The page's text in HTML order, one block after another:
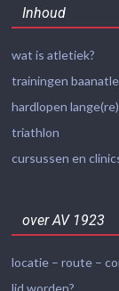
Inhoud
wat is atletiek?
trainingen
hardlopen
triathlon
cursussen en
over AV 1923
locatie – route –
lid worden?